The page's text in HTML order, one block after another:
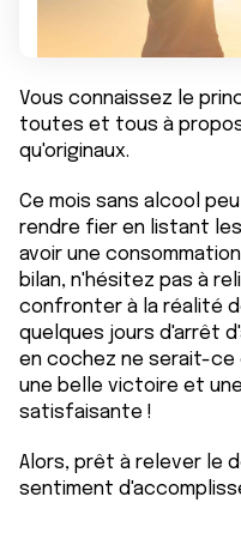
Vous connaissez le
toutes et tous à
qu'originaux.
Ce mois sans alcool
rendre fier en listant
avoir une
bilan, n'hésitez pas à
confronter à la réalité
quelques jours d'arrêt
en cochez ne serait-ce
une belle victoire et
satisfaisante !
Alors, prêt à relever le
sentiment